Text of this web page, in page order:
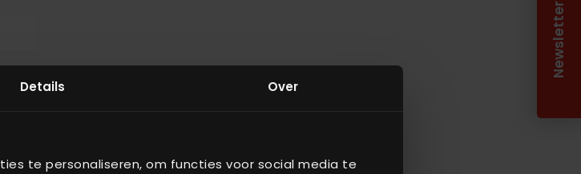
Details Over
te personaliseren, om functies voor social media te
Newsletter